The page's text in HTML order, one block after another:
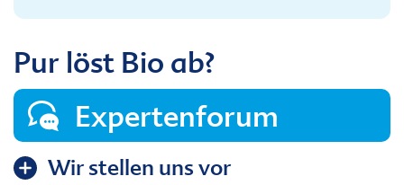
Pur löst Bio ab?
Expertenforum
Wir stellen uns vor